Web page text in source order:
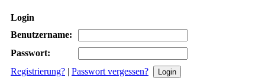
Login
Benutzername:
Passwort:
Registrierung? | Passwort vergessen?